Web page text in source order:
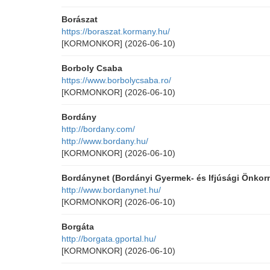
Borászat
https://boraszat.kormany.hu/
[KORMONKOR] (2026-06-10)
Borboly Csaba
https://www.borbolycsaba.ro/
[KORMONKOR] (2026-06-10)
Bordány
http://bordany.com/
http://www.bordany.hu/
[KORMONKOR] (2026-06-10)
Bordánynet (Bordányi Gyermek- és Ifjúsági
http://www.bordanynet.hu/
[KORMONKOR] (2026-06-10)
Borgáta
http://borgata.gportal.hu/
[KORMONKOR] (2026-06-10)